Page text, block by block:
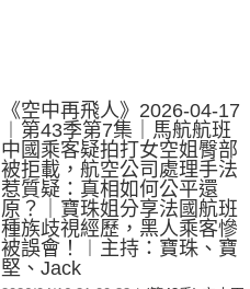
《空中再飛人》2026-04-17
︱第43季第7集｜馬航航班
中國乘客疑拍打女空姐臀部
被拒載，航空公司處理手法
惹質疑：真相如何公平還
原？｜寶珠姐分享法國航班
種族歧視經歷，黑人乘客慘
被誤會！︱主持：寶珠、寶
堅、Jack